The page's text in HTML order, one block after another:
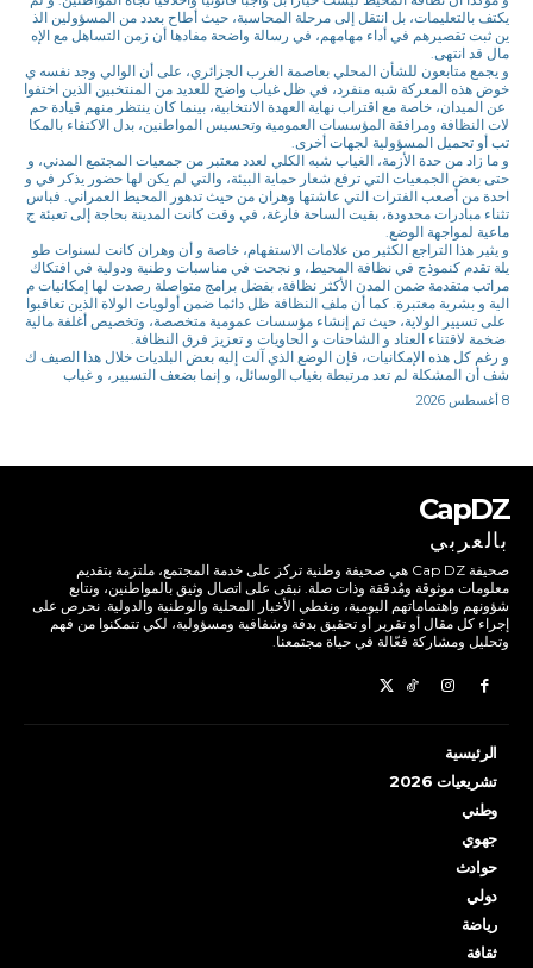
يكتف بالتعليمات، بل انتقل إلى مرحلة المحاسبة، حيث أطاح بعدد من المسؤولين الذ
ين ثبت تقصيرهم في أداء مهامهم، في رسالة واضحة مفادها أن زمن التساهل مع الإه
مال قد انتهى.
و يجمع متابعون للشأن المحلي بعاصمة الغرب الجزائري، على أن الوالي وجد نفسه ي
خوض هذه المعركة شبه منفرد، في ظل غياب واضح للعديد من المنتخبين الذين اختفوا
عن الميدان، خاصة مع اقتراب نهاية العهدة الانتخابية، بينما كان ينتظر منهم قيادة حم
لات النظافة ومرافقة المؤسسات العمومية وتحسيس المواطنين، بدل الاكتفاء بالمكا
تب أو تحميل المسؤولية لجهات أخرى.
و ما زاد من حدة الأزمة، الغياب شبه الكلي لعدد معتبر من جمعيات المجتمع المدني، و
حتى بعض الجمعيات التي ترفع شعار حماية البيئة، والتي لم يكن لها حضور يذكر في و
احدة من أصعب الفترات التي عاشتها وهران من حيث تدهور المحيط العمراني. فباس
تثناء مبادرات محدودة، بقيت الساحة فارغة، في وقت كانت المدينة بحاجة إلى تعبئة ج
ماعية لمواجهة الوضع.
و يثير هذا التراجع الكثير من علامات الاستفهام، خاصة و أن وهران كانت لسنوات طو
يلة تقدم كنموذج في نظافة المحيط، و نجحت في مناسبات وطنية ودولية في افتكاك
مراتب متقدمة ضمن المدن الأكثر نظافة، بفضل برامج متواصلة رصدت لها إمكانيات م
الية و بشرية معتبرة. كما أن ملف النظافة ظل دائما ضمن أولويات الولاة الذين تعاقبوا
على تسيير الولاية، حيث تم إنشاء مؤسسات عمومية متخصصة، وتخصيص أغلفة مالية
ضخمة لاقتناء العتاد و الشاحنات و الحاويات و تعزيز فرق النظافة.
و رغم كل هذه الإمكانيات، فإن الوضع الذي آلت إليه بعض البلديات خلال هذا الصيف ك
شف أن المشكلة لم تعد مرتبطة بغياب الوسائل، و إنما بضعف التسيير، و غياب
8 أغسطس 2026
CapDZ
بالعربي
صحيفة Cap DZ هي صحيفة وطنية تركز على خدمة المجتمع، ملتزمة بتقديم
معلومات موثوقة ومُدققة وذات صلة. نبقى على اتصال وثيق بالمواطنين، ونتابع
شؤونهم واهتماماتهم اليومية، ونغطي الأخبار المحلية والوطنية والدولية. نحرص على
إجراء كل مقال أو تقرير أو تحقيق بدقة وشفافية ومسؤولية، لكي تتمكنوا من فهم
وتحليل ومشاركة فعّالة في حياة مجتمعنا.
الرئيسية
تشريعيات 2026
وطني
جهوي
حوادث
دولي
رياضة
ثقافة